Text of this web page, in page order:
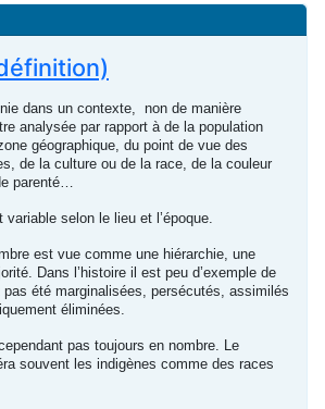
dans un contexte, non de manière
analysée par rapport à de la population
géographique, du point de vue des
de la culture ou de la race, de la couleur
parenté…
variable selon le lieu et l’époque.
est vue comme une hiérarchie, une
Dans l’histoire il est peu d’exemple de
pas été marginalisées, persécutés, assimilés
éliminées.
pas toujours en nombre. Le
souvent les indigènes comme des races